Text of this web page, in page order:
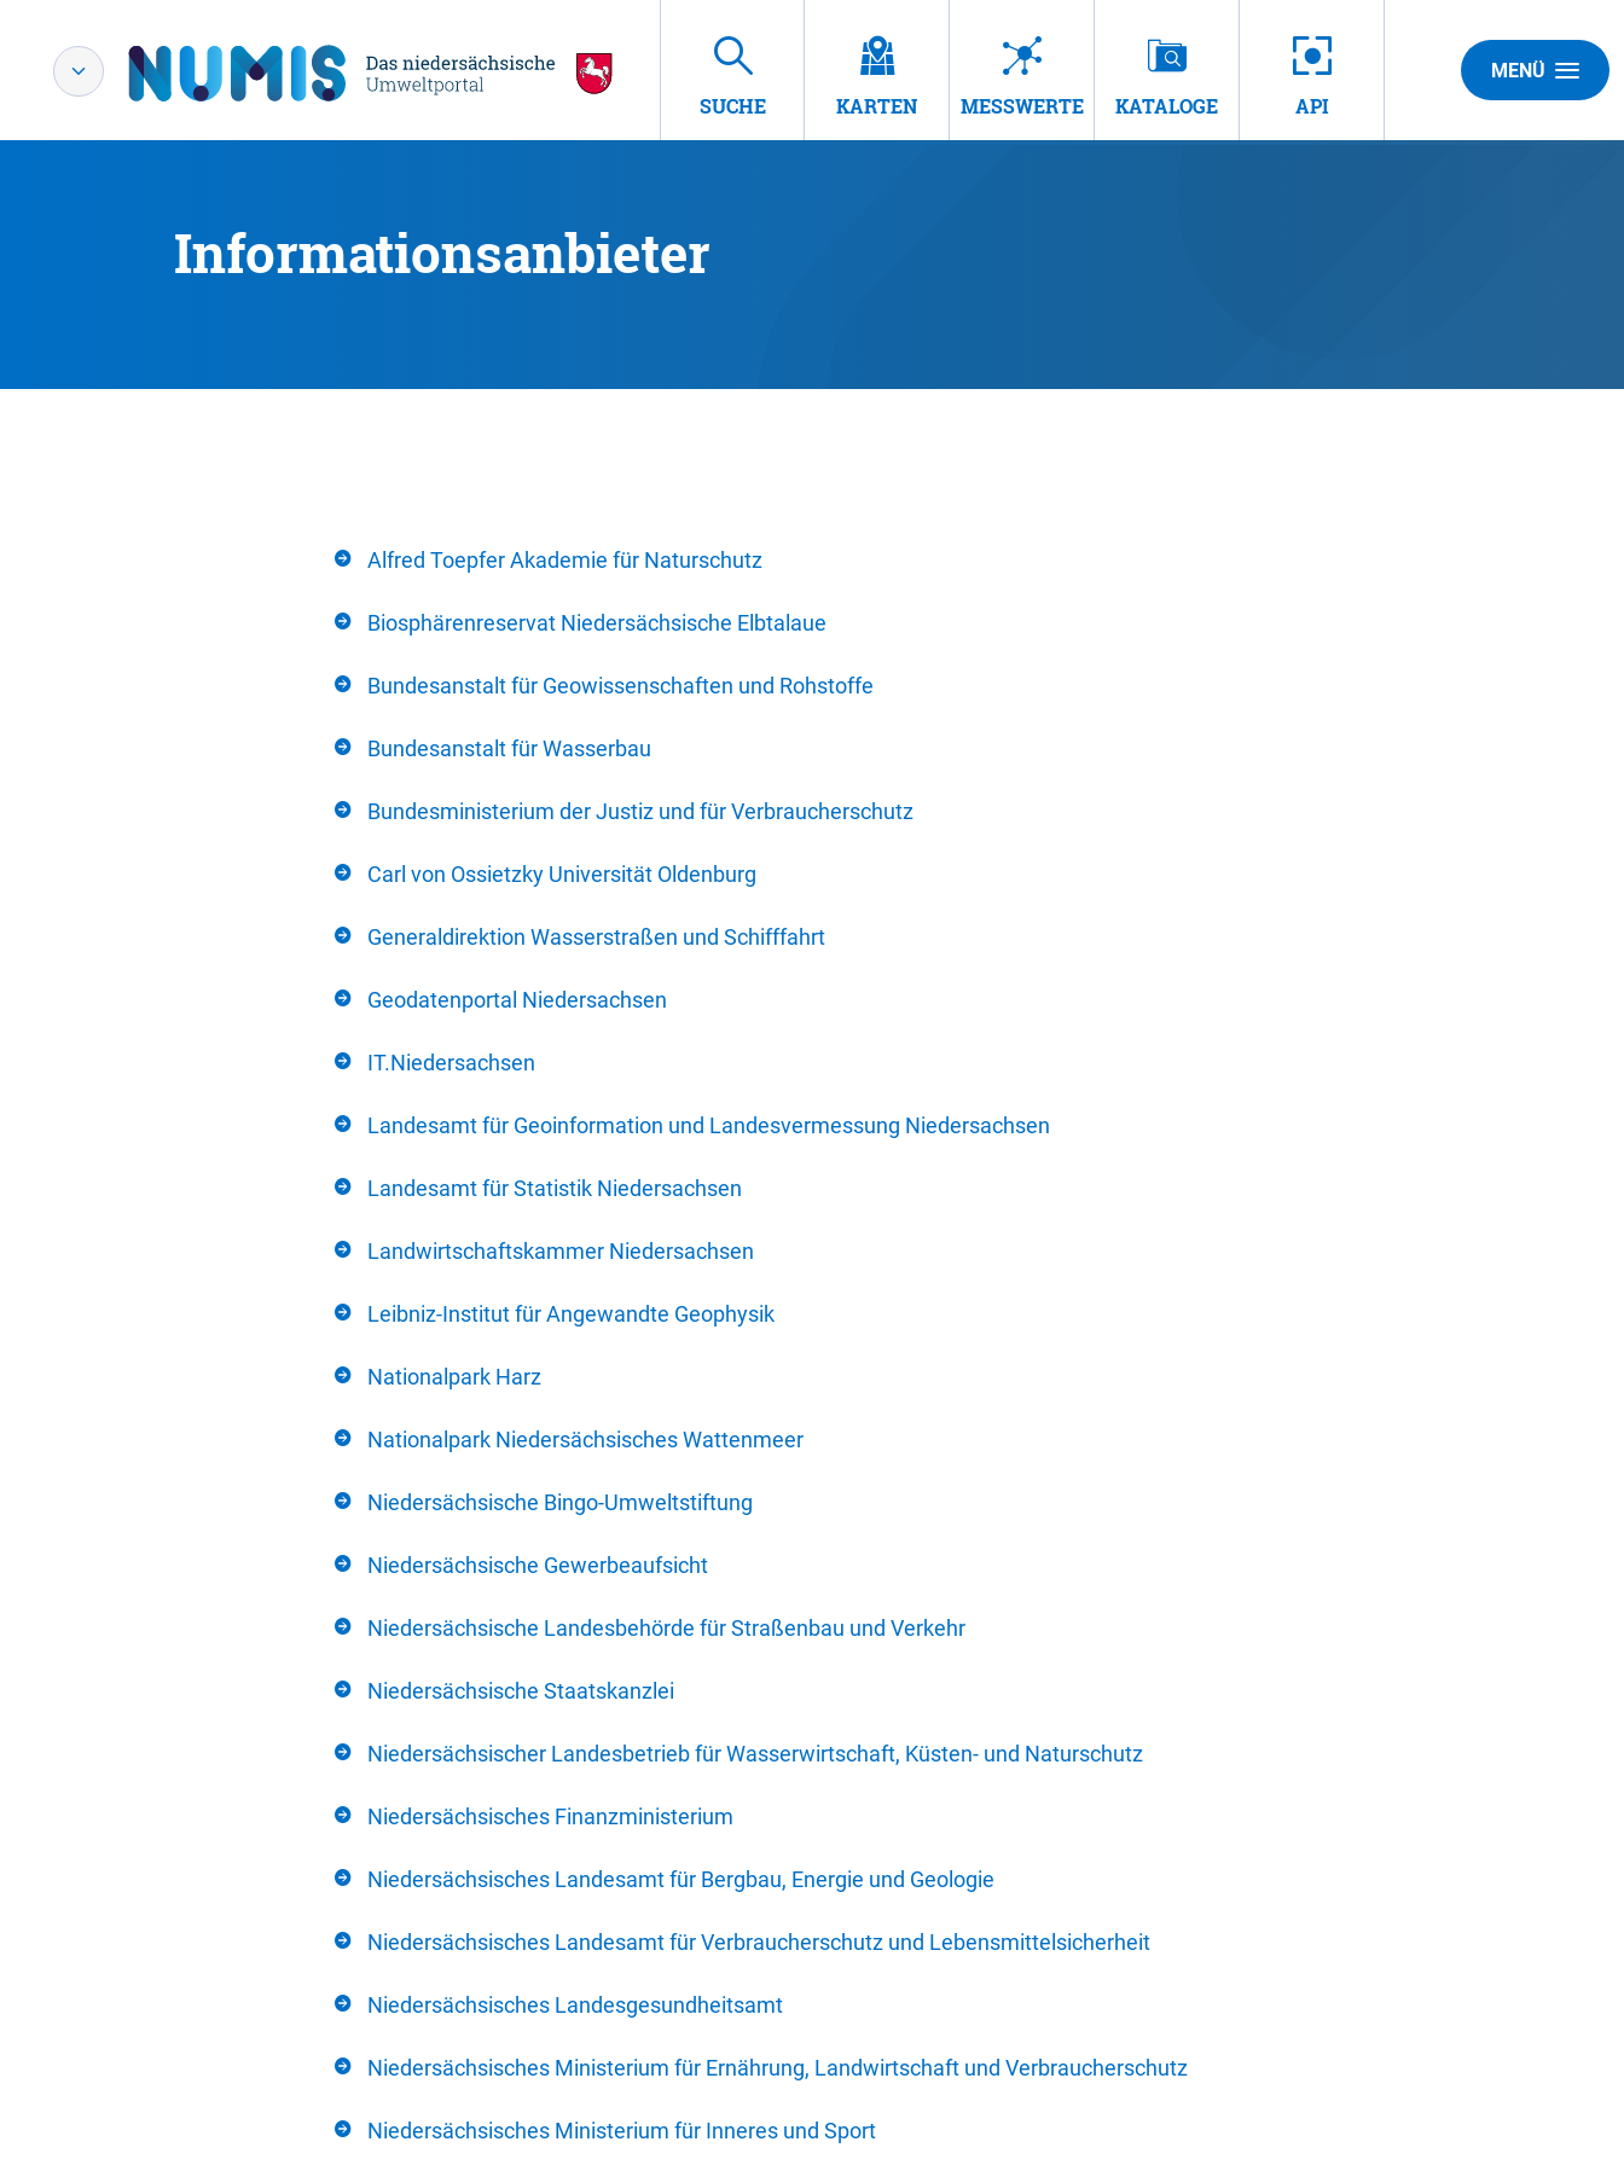
SUCHE KARTEN MESSWERTE KATALOGE API
MENÜ
Informationsanbieter
Alfred Toepfer Akademie für Naturschutz
Biosphärenreservat Niedersächsische Elbtalaue
Bundesanstalt für Geowissenschaften und Rohstoffe
Bundesanstalt für Wasserbau
Bundesministerium der Justiz und für Verbraucherschutz
Carl von Ossietzky Universität Oldenburg
Generaldirektion Wasserstraßen und Schifffahrt
Geodatenportal Niedersachsen
IT.Niedersachsen
Landesamt für Geoinformation und Landesvermessung Niedersachsen
Landesamt für Statistik Niedersachsen
Landwirtschaftskammer Niedersachsen
Leibniz-Institut für Angewandte Geophysik
Nationalpark Harz
Nationalpark Niedersächsisches Wattenmeer
Niedersächsische Bingo-Umweltstiftung
Niedersächsische Gewerbeaufsicht
Niedersächsische Landesbehörde für Straßenbau und Verkehr
Niedersächsische Staatskanzlei
Niedersächsischer Landesbetrieb für Wasserwirtschaft, Küsten- und Naturschutz
Niedersächsisches Finanzministerium
Niedersächsisches Landesamt für Bergbau, Energie und Geologie
Niedersächsisches Landesamt für Verbraucherschutz und Lebensmittelsicherheit
Niedersächsisches Landesgesundheitsamt
Niedersächsisches Ministerium für Ernährung, Landwirtschaft und Verbraucherschutz
Niedersächsisches Ministerium für Inneres und Sport